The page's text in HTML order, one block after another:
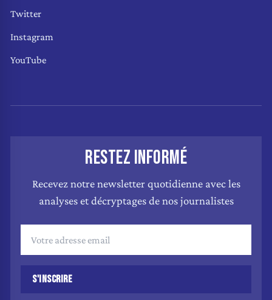
Twitter
Instagram
YouTube
RESTEZ INFORMÉ
Recevez notre newsletter quotidienne avec les
analyses et décryptages de nos journalistes
S'INSCRIRE